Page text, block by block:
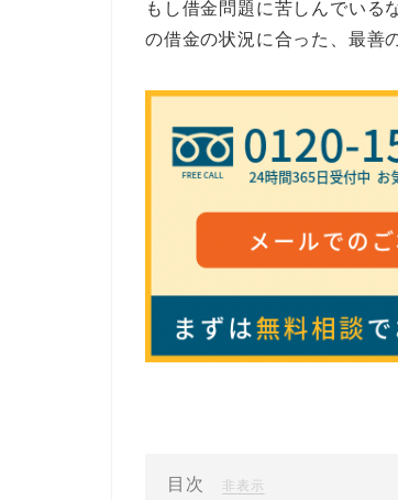
もし借金問題に苦しんでいる
の借金の状況に合った、最善
目次 非表示